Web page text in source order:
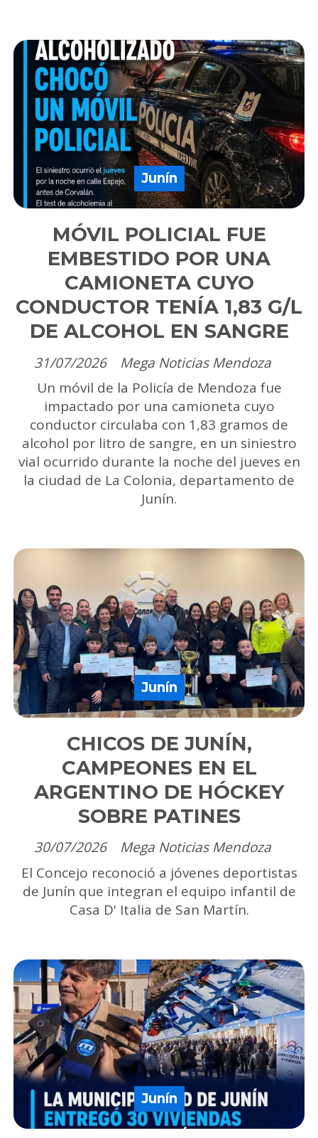
MÓVIL POLICIAL FUE
EMBESTIDO POR UNA
CAMIONETA CUYO
CONDUCTOR TENÍA 1,83 G/L
DE ALCOHOL EN SANGRE
Mega Noticias Mendoza
Junín
31/07/2026
Un móvil de la Policía de Mendoza fue
impactado por una camioneta cuyo
conductor circulaba con 1,83 gramos de
alcohol por litro de sangre, en un siniestro
vial ocurrido durante la noche del jueves en
la ciudad de La Colonia, departamento de
Junín.
CHICOS DE JUNÍN,
CAMPEONES EN EL
ARGENTINO DE HÓCKEY
SOBRE PATINES
Mega Noticias Mendoza
Junín
30/07/2026
El Concejo reconoció a jóvenes deportistas
de Junín que integran el equipo infantil de
Casa D' Italia de San Martín.
Junín